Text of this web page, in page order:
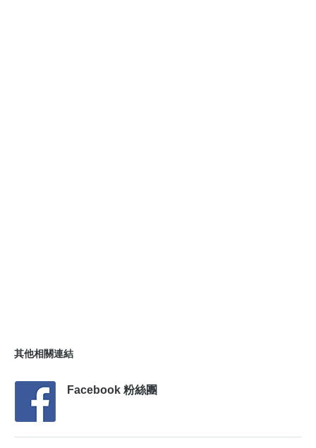
其他相關連結
Facebook 粉絲團